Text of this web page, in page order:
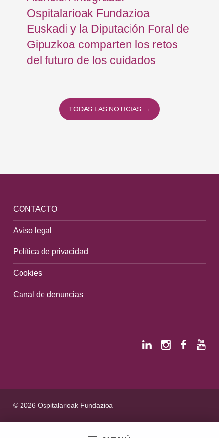
Ospitalarioak Fundazioa
Euskadi y la Diputación Foral de
Gipuzkoa comparten los retos
del futuro de los cuidados
TODAS LAS NOTICIAS →
CONTACTO
Aviso legal
Política de privacidad
Cookies
Canal de denuncias
© 2026 Ospitalarioak Fundazioa